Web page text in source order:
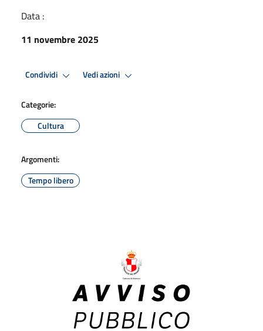
Data :
11 novembre 2025
Condividi Vedi azioni
Categorie:
Cultura
Argomenti:
Tempo libero